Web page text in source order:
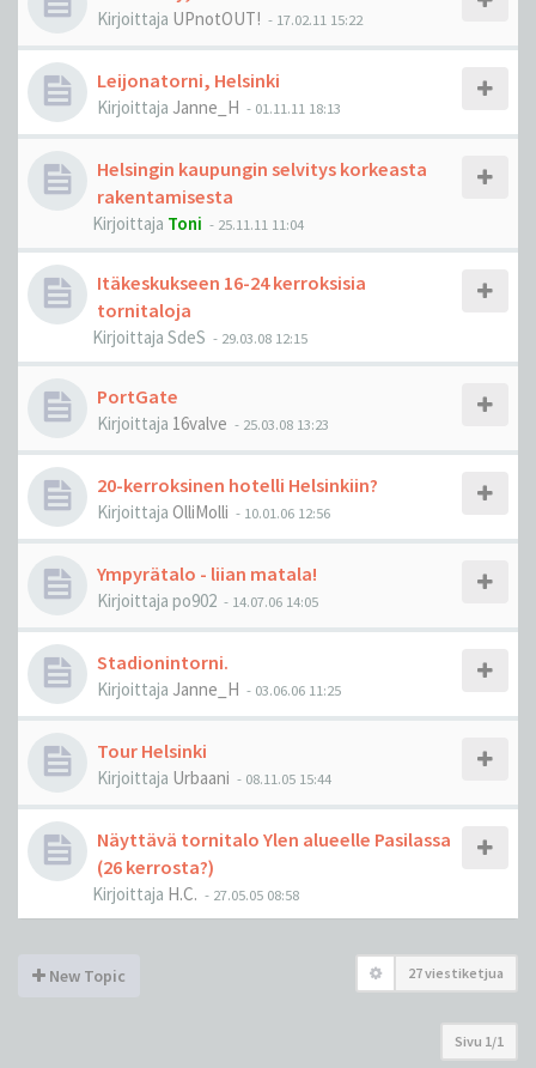
Kirjoittaja UPnotOUT! - 17.02.11 15:22
Leijonatorni, Helsinki
Kirjoittaja Janne_H - 01.11.11 18:13
Helsingin kaupungin selvitys korkeasta
rakentamisesta
Kirjoittaja Toni - 25.11.11 11:04
Itäkeskukseen 16-24 kerroksisia
tornitaloja
Kirjoittaja SdeS - 29.03.08 12:15
PortGate
Kirjoittaja 16valve - 25.03.08 13:23
20-kerroksinen hotelli Helsinkiin?
Kirjoittaja OlliMolli - 10.01.06 12:56
Ympyrätalo - liian matala!
Kirjoittaja po902 - 14.07.06 14:05
Stadionintorni.
Kirjoittaja Janne_H - 03.06.06 11:25
Tour Helsinki
Kirjoittaja Urbaani - 08.11.05 15:44
Näyttävä tornitalo Ylen alueelle Pasilassa
(26 kerrosta?)
Kirjoittaja H.C. - 27.05.05 08:58
New Topic 27 viestiketjua
Sivu 1/1